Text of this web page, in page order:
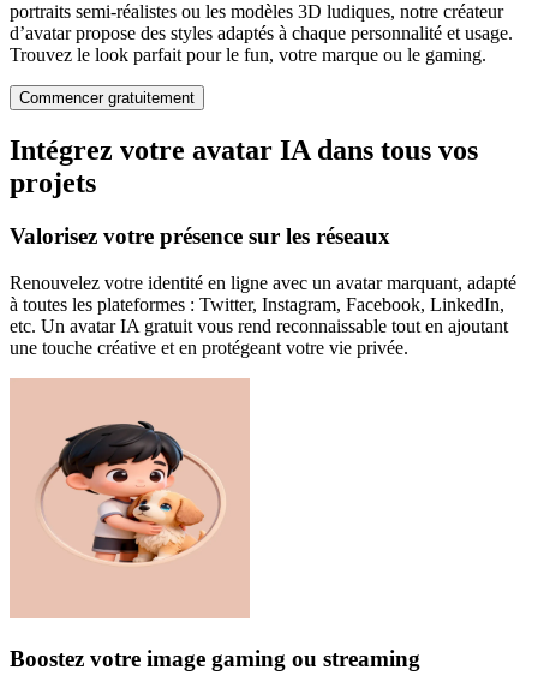
portraits semi-réalistes ou les modèles 3D ludiques, notre créateur
d’avatar propose des styles adaptés à chaque personnalité et usage.
Trouvez le look parfait pour le fun, votre marque ou le gaming.
Commencer gratuitement
Intégrez votre avatar IA dans tous vos
projets
Valorisez votre présence sur les réseaux
Renouvelez votre identité en ligne avec un avatar marquant, adapté
à toutes les plateformes : Twitter, Instagram, Facebook, LinkedIn,
etc. Un avatar IA gratuit vous rend reconnaissable tout en ajoutant
une touche créative et en protégeant votre vie privée.
Boostez votre image gaming ou streaming